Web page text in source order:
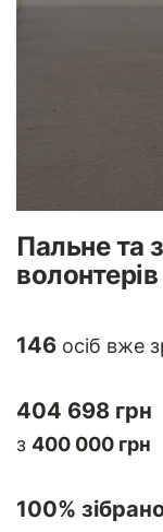
Пальне та
волонтерів
146 осіб вже
404 698 грн
з 400 000 грн
100%